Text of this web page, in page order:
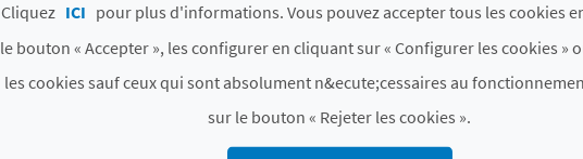
forces pour une visite de la ville dont le patrimoine ne
Cliquez ICI pour plus d'informations. Vous pouvez accepter tous les cookies
le bouton « Accepter », les configurer en cliquant sur « Configurer les cookies »
les cookies sauf ceux qui sont absolument n&ecute;cessaires au
sur le bouton « Rejeter les cookies ».